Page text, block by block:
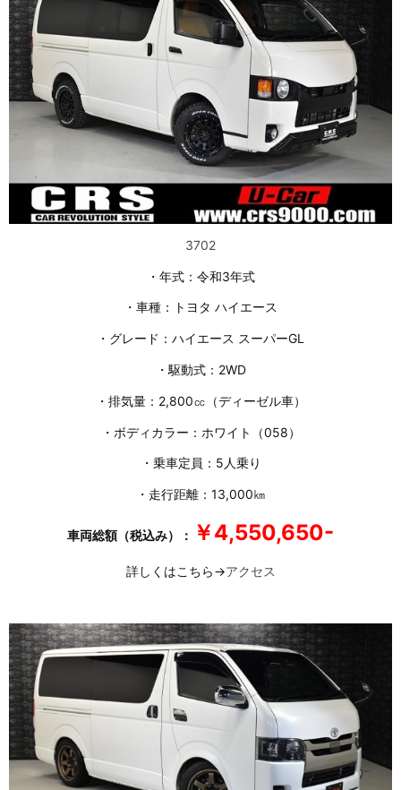
3702
・年式：令和3年式
・車種：トヨタ ハイエース
・グレード：ハイエース スーパーGL
・駆動式：2WD
・排気量：2,800㏄（ディーゼル車）
・ボディカラー：ホワイト（058）
・乗車定員：5人乗り
・走行距離：13,000㎞
車両総額（税込み）： ￥4,550,650-
詳しくはこちら→アクセス